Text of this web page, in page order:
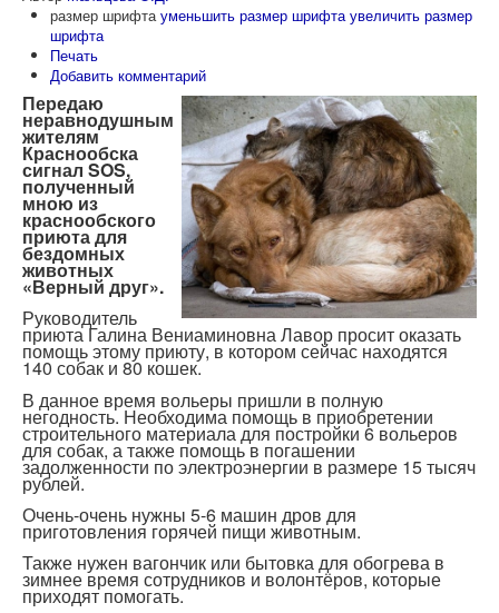
размер шрифта уменьшить размер шрифта увеличить размер
шрифта
Печать
Добавить комментарий
Передаю
неравнодушным
жителям
Краснообска
сигнал SOS,
полученный
мною из
краснообского
приюта для
бездомных
животных
«Верный друг».
Руководитель
приюта Галина Вениаминовна Лавор просит оказать
помощь этому приюту, в котором сейчас находятся
140 собак и 80 кошек.
В данное время вольеры пришли в полную
негодность. Необходима помощь в приобретении
строительного материала для постройки 6 вольеров
для собак, а также помощь в погашении
задолженности по электроэнергии в размере 15 тысяч
рублей.
Очень-очень нужны 5-6 машин дров для
приготовления горячей пищи животным.
Также нужен вагончик или бытовка для обогрева в
зимнее время сотрудников и волонтёров, которые
приходят помогать.